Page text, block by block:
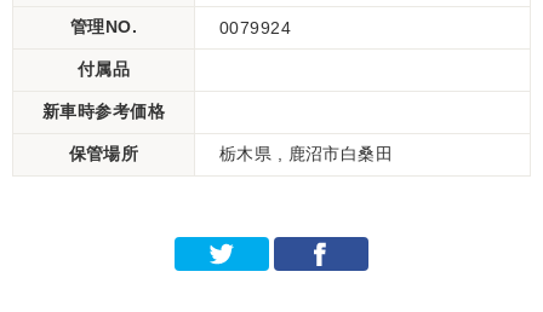
管理NO. 0079924
付属品
新車時参考価格
保管場所 栃木県 , 鹿沼市白桑田